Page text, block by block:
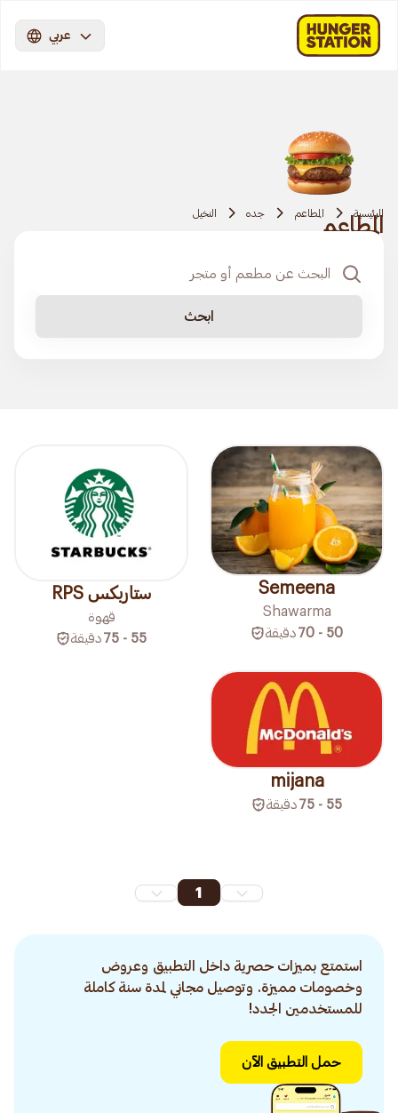
عربي
الرئيسية المطاعم جده النخيل
المطاعم
ابحث
Semeena
Shawarma
50 - 70
دقيقة
ستاربكس RPS
قهوة
55 - 75
دقيقة
mijana
55 - 75 دقيقة
1
استمتع بميزات حصرية داخل التطبيق وعروض
وخصومات مميزة. وتوصيل مجاني لمدة سنة كاملة
للمستخدمين الجدد!
حمل التطبيق الآن